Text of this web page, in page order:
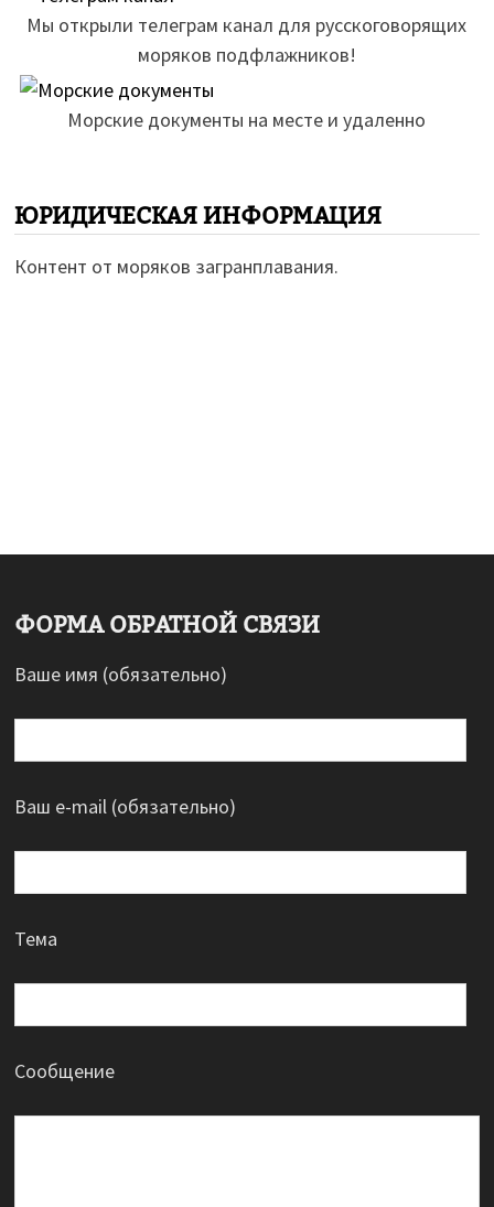
Мы открыли телеграм канал для русскоговорящих
моряков подфлажников!
Морские документы на месте и удаленно
ЮРИДИЧЕСКАЯ ИНФОРМАЦИЯ
Контент от моряков загранплавания.
ФОРМА ОБРАТНОЙ СВЯЗИ
Ваше имя (обязательно)
Ваш e-mail (обязательно)
Тема
Сообщение